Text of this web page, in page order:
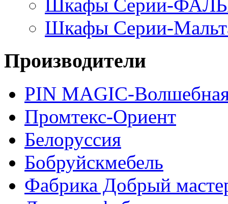
Шкафы Серии-
Шкафы Серии-
Производители
PIN MAGIС-
Промтекс-Ориент
Белоруссия
Бобруйскмебель
Фабрика Добрый